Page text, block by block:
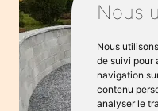
Nous
Nous
de suivi pour
navigation
contenu
analyser le